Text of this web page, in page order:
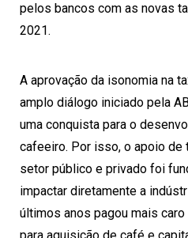
pelos bancos com as novas
2021.
A aprovação da isonomia na
amplo diálogo iniciado pela
uma conquista para o
cafeeiro. Por isso, o apoio
setor público e privado foi
impactar diretamente a
últimos anos pagou mais